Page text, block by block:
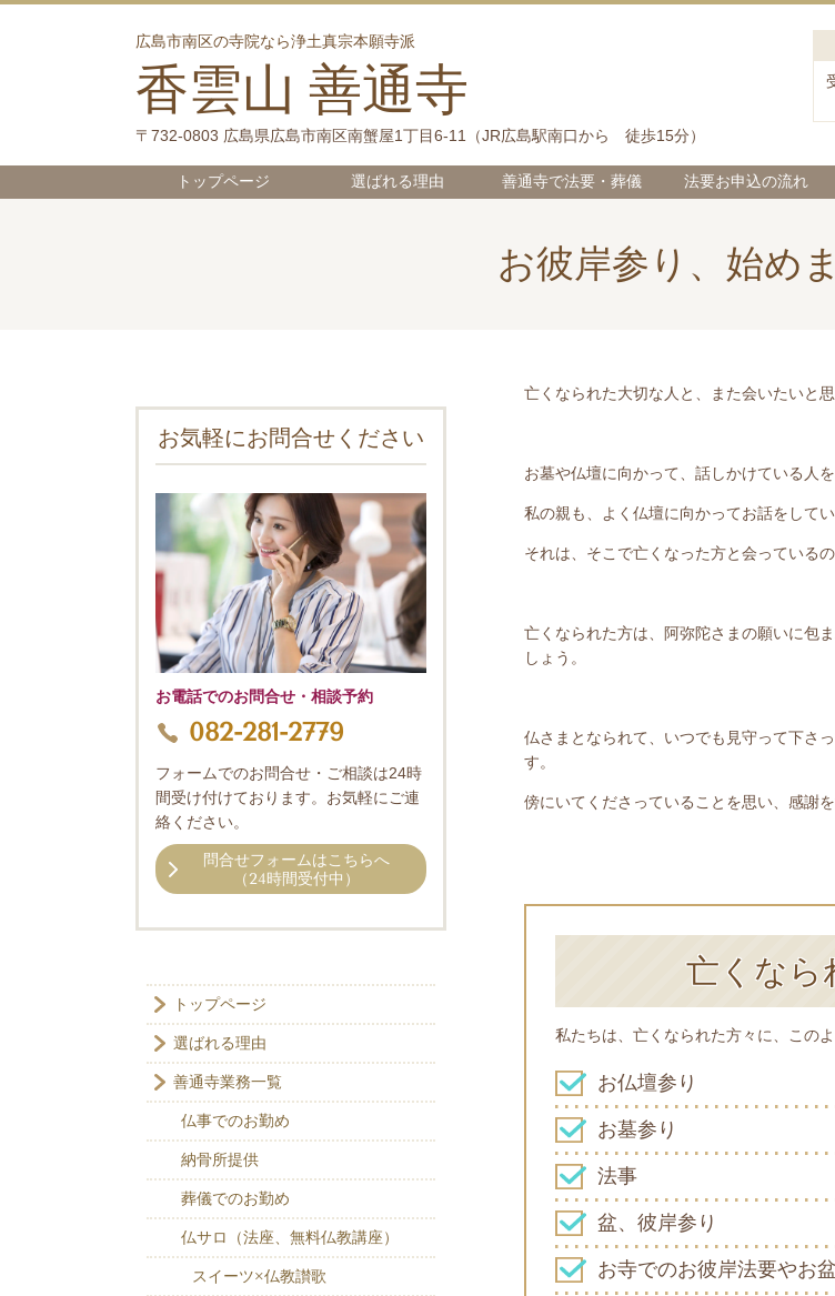
広島市南区の寺院なら浄土真宗本願寺派
香雲山 善通寺
〒732-0803 広島県広島市南区南蟹屋1丁目6-11（JR広島駅南口から 徒歩15分）
トップページ 選ばれる理由 善通寺で法要・葬儀 法要お申込の流れ
お彼岸参り、始め
亡くなられた大切な人と、また会いたいと
お墓や仏壇に向かって、話しかけている人を
私の親も、よく仏壇に向かってお話をしてい
それは、そこで亡くなった方と会っている
亡くなられた方は、阿弥陀さまの願いに包
しょう。
仏さまとなられて、いつでも見守って下さ
す。
傍にいてくださっていることを思い、感謝
亡くなら
私たちは、亡くなられた方々に、この
お仏壇参り
お墓参り
法事
盆、彼岸参り
お寺でのお彼岸法要やお
お気軽にお問合せください
お電話でのお問合せ・相談予約
082-281-2779
フォームでのお問合せ・ご相談は24時
間受け付けております。お気軽にご連
絡ください。
問合せフォームはこちらへ
（24時間受付中）
トップページ
選ばれる理由
善通寺業務一覧
仏事でのお勤め
納骨所提供
葬儀でのお勤め
仏サロ（法座、無料仏教講座）
スイーツ×仏教讃歌